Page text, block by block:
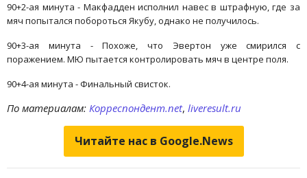
90+2-ая минута - Макфадден исполнил навес в штрафную, где за
мяч попытался побороться Якубу, однако не получилось.
90+3-ая минута - Похоже, что Эвертон уже смирился с
поражением. МЮ пытается контролировать мяч в центре поля.
90+4-ая минута - Финальный свисток.
По материалам: Корреспондент.net, liveresult.ru
Читайте нас в Google.News